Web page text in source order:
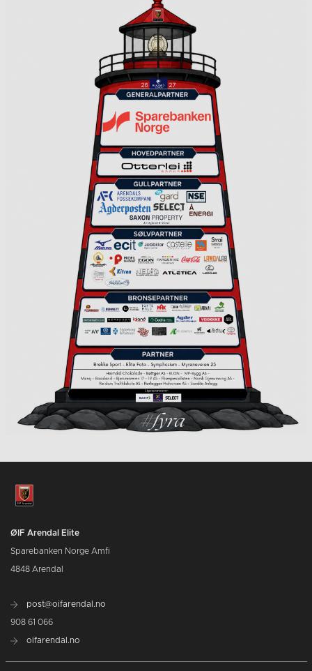
ØIF Arendal Elite
Sparebanken Norge Amfi
4848 Arendal
post@oifarendal.no
908 61 066
oifarendal.no